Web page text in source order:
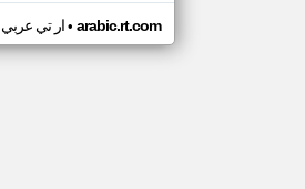
ار تي عربي• arabic.rt.com